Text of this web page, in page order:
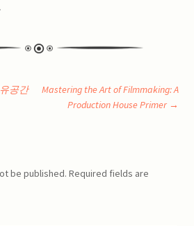
.
공간
Mastering the Art of Filmmaking: A
Production House Primer →
be published. Required fields are